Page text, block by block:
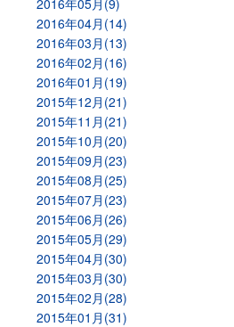
2016年05月(9)
2016年04月(14)
2016年03月(13)
2016年02月(16)
2016年01月(19)
2015年12月(21)
2015年11月(21)
2015年10月(20)
2015年09月(23)
2015年08月(25)
2015年07月(23)
2015年06月(26)
2015年05月(29)
2015年04月(30)
2015年03月(30)
2015年02月(28)
2015年01月(31)